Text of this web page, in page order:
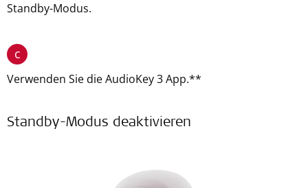
Standby-Modus.
c
Verwenden Sie die AudioKey 3 App.**
Standby-Modus deaktivieren